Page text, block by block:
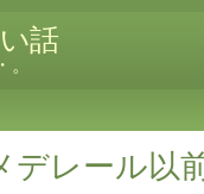
話
デレール